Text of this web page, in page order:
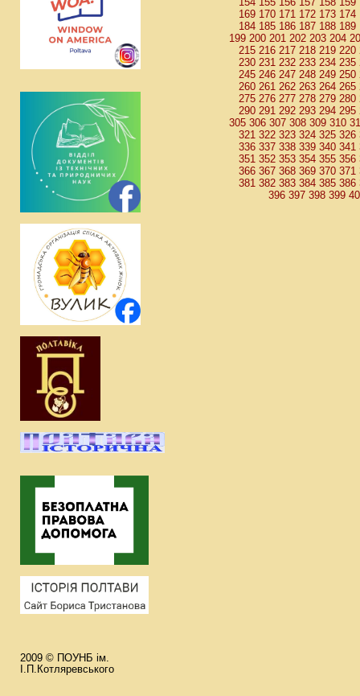
169 170 171 172 173 174
184 185 186 187 188 189
199 200 201 202 203 204
215 216 217 218 219 220
230 231 232 233 234 235
245 246 247 248 249 250
260 261 262 263 264 265
275 276 277 278 279 280
290 291 292 293 294 295
305 306 307 308 309 310
321 322 323 324 325 326
336 337 338 339 340 341
351 352 353 354 355 356
366 367 368 369 370 371
381 382 383 384 385 386
396 397 398 399
2009 © ПОУНБ ім.
І.П.Котляревського